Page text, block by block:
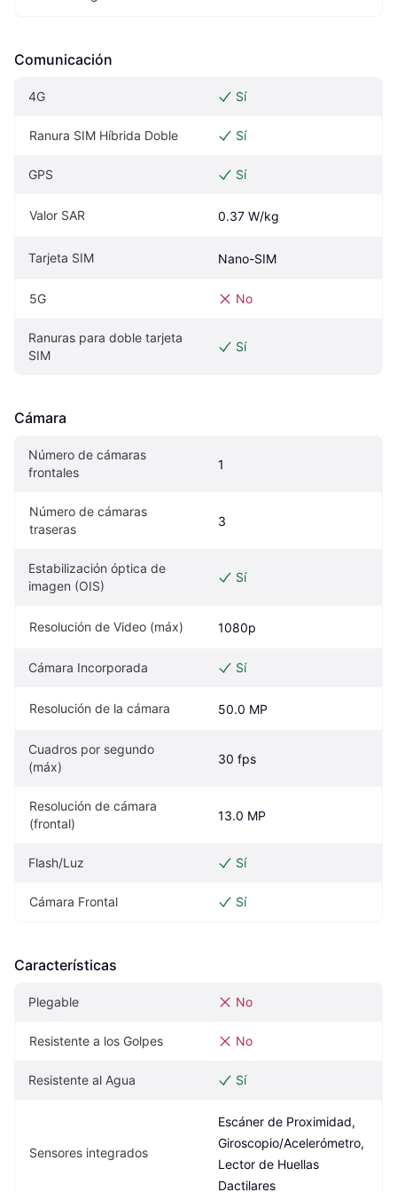
Comunicación
4G Sí
Ranura SIM Híbrida Doble Sí
GPS Sí
Valor SAR 0.37 W/kg
Tarjeta SIM Nano-SIM
5G No
Ranuras para doble tarjeta
SIM
Sí
Cámara
Número de cámaras
frontales
1
Número de cámaras
traseras
3
Estabilización óptica de
imagen (OIS)
Sí
Resolución de Video (máx) 1080p
Cámara Incorporada Sí
Resolución de la cámara 50.0 MP
Cuadros por segundo
(máx)
30 fps
Resolución de cámara
(frontal)
13.0 MP
Flash/Luz Sí
Cámara Frontal Sí
Características
Plegable No
Resistente a los Golpes No
Resistente al Agua Sí
Sensores integrados
Escáner de Proximidad,
Giroscopio/Acelerómetro,
Lector de Huellas
Dactilares